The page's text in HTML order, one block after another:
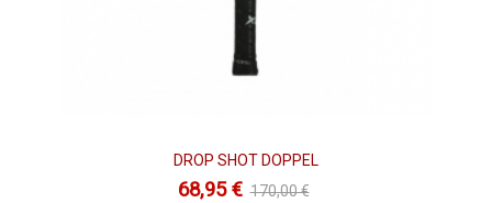
DROP SHOT DOPPEL
68,95 € 170,00 €